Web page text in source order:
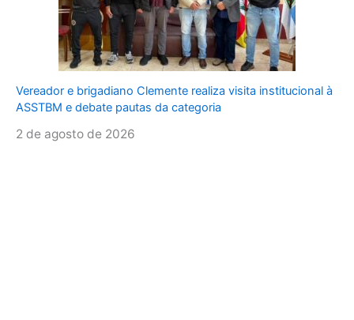
Vereador e brigadiano Clemente realiza visita institucional à
ASSTBM e debate pautas da categoria
2 de agosto de 2026